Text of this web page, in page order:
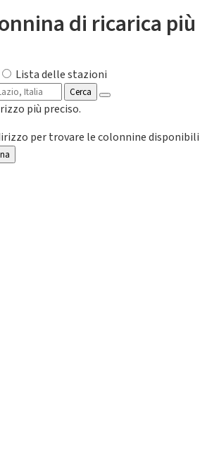
di ricarica più
Lista delle stazioni
Cerca
più preciso.
per trovare le colonnine disponibili